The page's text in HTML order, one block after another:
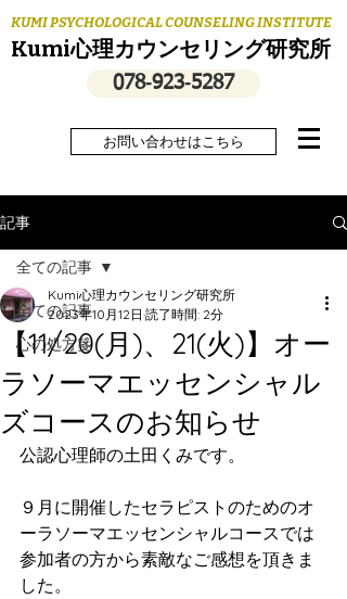
KUMI PSYCHOLOGICAL COUNSELING INSTITUTE
Kumi心理カウンセリング研究所
078‐923‐5287
お問い合わせはこちら
記事
全ての記事
心の処方箋
全ての記事
【11/20(月)、21(火)】オー
ラソーマエッセンシャル
ズコースのお知らせ
Kumi心理カウンセリング研究所
2023年10月12日 読了時間: 2分
公認心理師の土田くみです。
９月に開催したセラピストのためのオ
ーラソーマエッセンシャルコースでは
参加者の方から素敵なご感想を頂きま
した。